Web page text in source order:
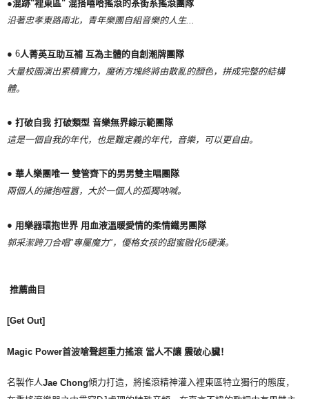
●混跡"裡東區" 混搭嘻哈搖滾的茶街系搖滾團隊
沿著忠孝東路南北，青年樂團自組音樂的人生...
● 6人菁英互助互補 互為主體的自創潮牌團隊
大量校園演出累積實力，魔術方塊終將由散亂的顏色，拼成完整的結構
體。
● 打破自我 打破類型 音樂無界線示範團隊
這是一個自我的年代，也是難定義的年代，音樂，可以更自由。
● 華人樂團唯一 雙管齊下的男男雙主唱團隊
兩個人的擁抱喧囂，大於一個人的孤獨吶喊。
● 用樂器環抱世界 用血液溫暖愛情的柔情鐵男團隊
郭采潔跨刀合唱"專屬魔力"，優格女孩的甜蜜融化6硬漢。
推薦曲目
[Get Out]
Magic Power首波嗆聲超重力搖滾 當人不讓 震破心臟！
名製作人Jae Chong傾力打造，將搖滾精神灌入裡東區特立獨行的態度，